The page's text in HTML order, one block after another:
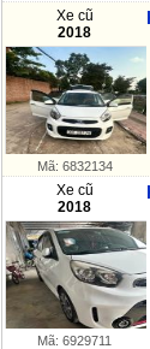
Xe cũ
2018
Mã: 6832134
Xe cũ
2018
Mã: 6929711